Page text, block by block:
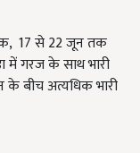
17 से 22 जून तक
में गरज के साथ भारी
के बीच अत्यधिक भारी